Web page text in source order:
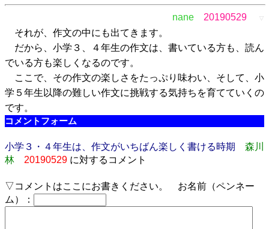
nane 20190529 ▽
それが、作文の中にも出てきます。
だから、小学３、４年生の作文は、書いている方も、読ん
でいる方も楽しくなるのです。
ここで、その作文の楽しさをたっぷり味わい、そして、小
学５年生以降の難しい作文に挑戦する気持ちを育てていくの
です。
コメントフォーム
小学３・４年生は、作文がいちばん楽しく書ける時期
森川
林
20190529 に対するコメント
▽コメントはここにお書きください。 お名前（ペンネー
ム）：